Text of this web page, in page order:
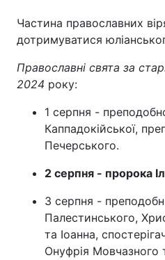
Частина православних
дотримуватися
Православні свята за
2024 року:
1 серпня -
Каппадокійської,
Печерського.
2 серпня - пророка
3 серпня -
Палестинського,
та Іоанна,
Онуфрія Мовчазного